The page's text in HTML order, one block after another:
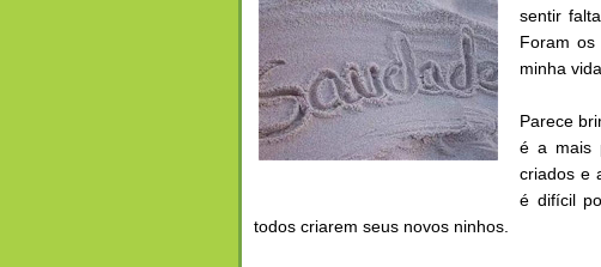
sentir
Foram
minha vida.
Parece
é a mais
criados e
é difícil
todos criarem seus novos ninhos.